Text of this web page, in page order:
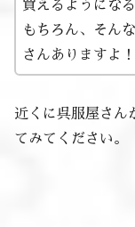
買えるようにな
もちろん、そん
さんありますよ！
近くに呉服屋さん
てみてください。